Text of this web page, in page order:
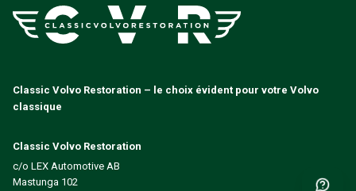
Classic Volvo Restoration – le choix évident pour votre Volvo
classique
Classic Volvo Restoration
c/o LEX Automotive AB
Mastunga 102